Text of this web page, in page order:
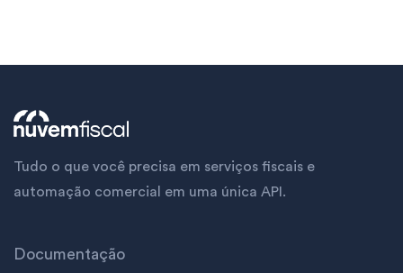
Tudo o que você precisa em serviços fiscais e
automação comercial em uma única API.
Documentação